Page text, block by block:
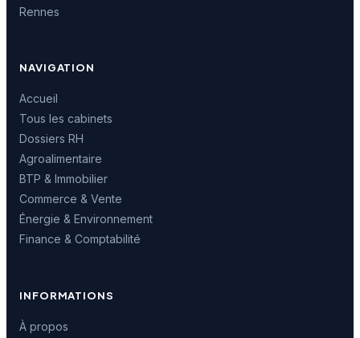
Rennes
NAVIGATION
Accueil
Tous les cabinets
Dossiers RH
Agroalimentaire
BTP & Immobilier
Commerce & Vente
Énergie & Environnement
Finance & Comptabilité
INFORMATIONS
À propos